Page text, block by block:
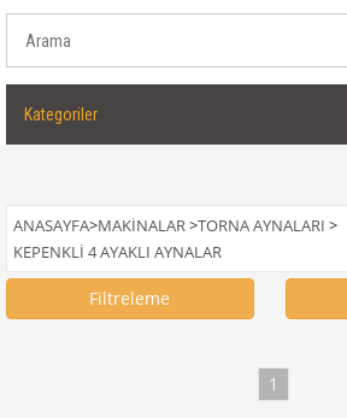
Kategoriler
ANASAYFA>MAKINALAR>TORNA AYNALARI >
KEPENKLI 4 AYAKLI AYNALAR
Filtreleme
1